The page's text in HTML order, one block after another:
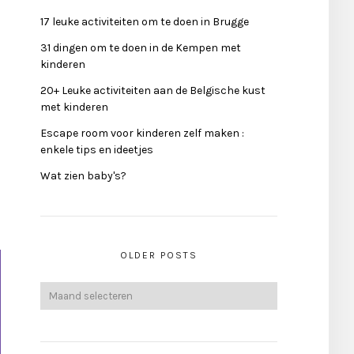
17 leuke activiteiten om te doen in Brugge
31 dingen om te doen in de Kempen met
kinderen
20+ Leuke activiteiten aan de Belgische kust
met kinderen
Escape room voor kinderen zelf maken :
enkele tips en ideetjes
Wat zien baby's?
OLDER POSTS